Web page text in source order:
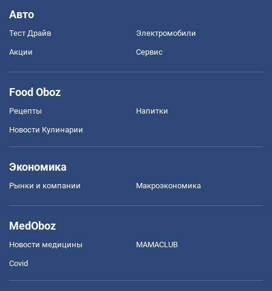
Авто
Тест Драйв Электромобили
Акции Сервис
Food Oboz
Рецепты Напитки
Новости Кулинарии
Экономика
Рынки и компании Mакроэкономика
MedOboz
Новости медицины MAMACLUB
Covid